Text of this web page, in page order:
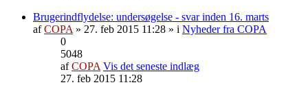
Brugerindflydelse: undersøgelse - svar inden 16. marts
afCOPA » 27. feb 2015 11:28 » i Nyheder fra COPA
0
5048
afCOPA Vis det seneste indlæg
27. feb 2015 11:28